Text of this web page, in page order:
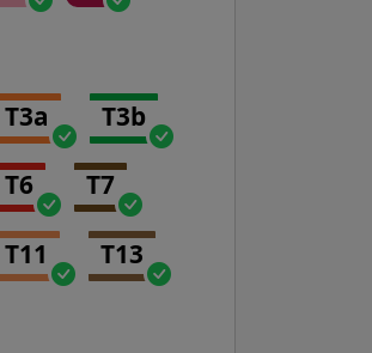
T3a T3b
T6 T7
T11 T13